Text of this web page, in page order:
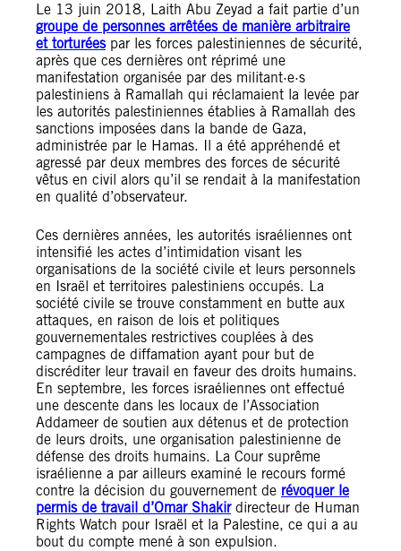
Le 13 juin 2018, Laith Abu Zeyad a fait partie d’un
groupe de personnes arrêtées de manière arbitraire
et torturéespar les forces palestiniennes de sécurité,
après que ces dernières ont réprimé une
manifestation organisée par des militant·e·s
palestiniens à Ramallah qui réclamaient la levée par
les autorités palestiniennes établies à Ramallah des
sanctions imposées dans la bande de Gaza,
administrée par le Hamas. Il a été appréhendé et
agressé par deux membres des forces de sécurité
vêtus en civil alors qu’il se rendait à la manifestation
en qualité d’observateur.
Ces dernières années, les autorités israéliennes ont
intensifié les actes d’intimidation visant les
organisations de la société civile et leurs personnels
en Israël et territoires palestiniens occupés. La
société civile se trouve constamment en butte aux
attaques, en raison de lois et politiques
gouvernementales restrictives couplées à des
campagnes de diffamation ayant pour but de
discréditer leur travail en faveur des droits humains.
En septembre, les forces israéliennes ont effectué
une descente dans les locaux de l’Association
Addameer de soutien aux détenus et de protection
de leurs droits, une organisation palestinienne de
défense des droits humains. La Cour suprême
israélienne a par ailleurs examiné le recours formé
contre la décision du gouvernement de révoquer le
permis de travail d’Omar Shakirdirecteur de Human
Rights Watch pour Israël et la Palestine, ce qui a au
bout du compte mené à son expulsion.